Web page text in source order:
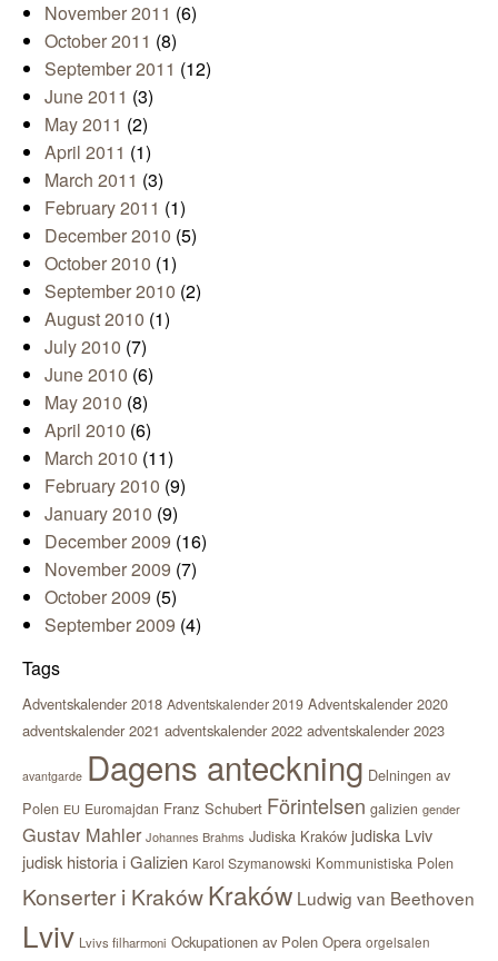
November 2011 (6)
October 2011 (8)
September 2011 (12)
June 2011 (3)
May 2011 (2)
April 2011 (1)
March 2011 (3)
February 2011 (1)
December 2010 (5)
October 2010 (1)
September 2010 (2)
August 2010 (1)
July 2010 (7)
June 2010 (6)
May 2010 (8)
April 2010 (6)
March 2010 (11)
February 2010 (9)
January 2010 (9)
December 2009 (16)
November 2009 (7)
October 2009 (5)
September 2009 (4)
Tags
Adventskalender 2018 Adventskalender 2019 Adventskalender 2020
adventskalender 2021 adventskalender 2022 adventskalender 2023
avantgarde Dagens anteckning Delningen av
Polen EU Euromajdan Franz Schubert Förintelsen galizien gender
Gustav Mahler Johannes Brahms Judiska Kraków judiska Lviv
judisk historia i Galizien Karol Szymanowski Kommunistiska Polen
Konserter i KrakówKraków Ludwig van Beethoven
Lviv Lvivs filharmoni Ockupationen av Polen Opera orgelsalen